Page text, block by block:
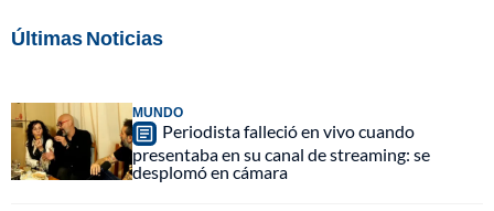
Últimas Noticias
MUNDO
Periodista falleció en vivo cuando
presentaba en su canal de streaming: se
desplomó en cámara